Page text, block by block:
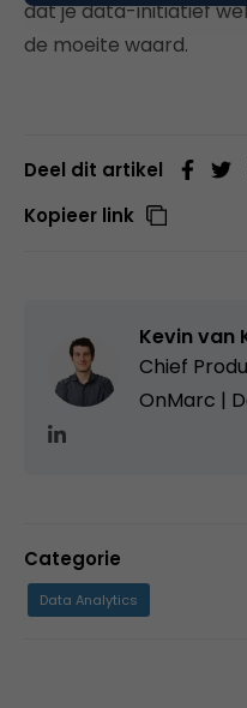
dat je data-initiatief
de moeite waard.
Deel dit artikel
Kopieer link
Kevin van
Chief
OnMarc |
Categorie
Data Analytics